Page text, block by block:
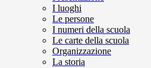
I luoghi
Le persone
I numeri della scuola
Le carte della scuola
Organizzazione
La storia